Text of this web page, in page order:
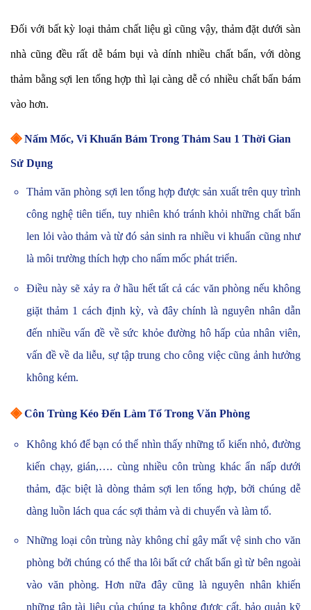
Đối với bất kỳ loại thảm chất liệu gì cũng vậy, thảm đặt dưới sàn
nhà cũng đều rất dễ bám bụi và dính nhiều chất bẩn, với dòng
thảm bằng sợi len tổng hợp thì lại càng dễ có nhiều chất bẩn bám
vào hơn.
◈ Nấm Mốc, Vi Khuẩn Bám Trong Thảm Sau 1 Thời Gian
Sử Dụng
Thảm văn phòng sợi len tổng hợp được sản xuất trên quy trình
công nghệ tiên tiến, tuy nhiên khó tránh khỏi những chất bẩn
len lỏi vào thảm và từ đó sản sinh ra nhiều vi khuẩn cũng như
là môi trường thích hợp cho nấm mốc phát triển.
Điều này sẽ xảy ra ở hầu hết tất cả các văn phòng nếu không
giặt thảm 1 cách định kỳ, và đây chính là nguyên nhân dẫn
đến nhiều vấn đề về sức khỏe đường hô hấp của nhân viên,
vấn đề về da liễu, sự tập trung cho công việc cũng ảnh hưởng
không kém.
◈ Côn Trùng Kéo Đến Làm Tổ Trong Văn Phòng
Không khó để bạn có thể nhìn thấy những tổ kiến nhỏ, đường
kiến chạy, gián,…. cùng nhiều côn trùng khác ẩn nấp dưới
thảm, đặc biệt là dòng thảm sợi len tổng hợp, bởi chúng dễ
dàng luồn lách qua các sợi thảm và di chuyển và làm tổ.
Những loại côn trùng này không chỉ gây mất vệ sinh cho văn
phòng bởi chúng có thể tha lôi bất cứ chất bẩn gì từ bên ngoài
vào văn phòng. Hơn nữa đây cũng là nguyên nhân khiến
những tập tài liệu của chúng ta không được cất, bảo quản kỹ